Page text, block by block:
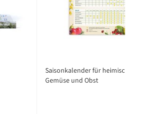
Saisonkalender für heimisches
Gemüse und Obst